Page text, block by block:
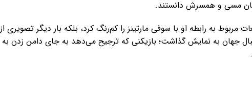
میان مسی و همسرش دانستند.
به رابطه او با سوفی مارتینز را کم‌رنگ کرد، بلکه بار دیگر تصویری از
جهان به نمایش گذاشت؛ بازیکنی که ترجیح می‌دهد به جای دامن زدن به